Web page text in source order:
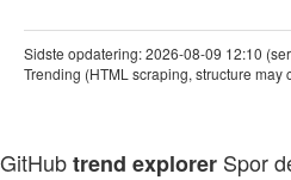
Sidste opdatering: 2026-08-09 12:10
Trending (HTML scraping, structure may
GitHubtrend explorer Spor